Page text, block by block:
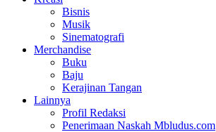
Bisnis
Musik
Sinematografi
Merchandise
Buku
Baju
Kerajinan Tangan
Lainnya
Profil Redaksi
Penerimaan Naskah Mbludus.com